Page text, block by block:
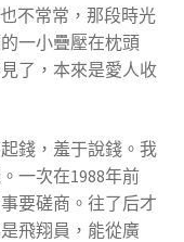
不常常，那段時光
一小疊壓在枕頭
了，本來是愛人收
錢，羞于說錢。我
一次在1988年前
要磋商。往了后才
飛翔員，能從廣